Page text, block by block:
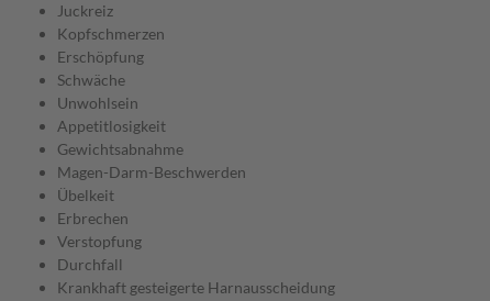
Juckreiz
Kopfschmerzen
Erschöpfung
Schwäche
Unwohlsein
Appetitlosigkeit
Gewichtsabnahme
Magen-Darm-Beschwerden
Übelkeit
Erbrechen
Verstopfung
Durchfall
Krankhaft gesteigerte Harnausscheidung